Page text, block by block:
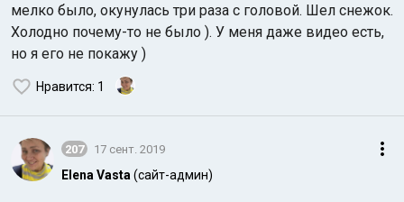
мелко было, окунулась три раза с головой. Шел снежок.
Холодно почему-то не было ). У меня даже видео есть,
но я его не покажу )
Нравится: 1
207 17 сент. 2019
Elena Vasta (сайт-админ)